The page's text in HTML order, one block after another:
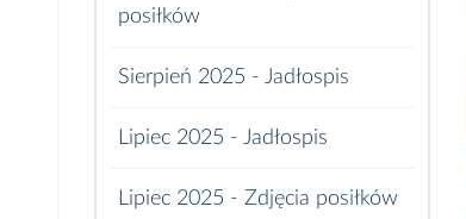
posiłków
Sierpień 2025 - Jadłospis
Lipiec 2025 - Jadłospis
Lipiec 2025 - Zdjęcia posiłków